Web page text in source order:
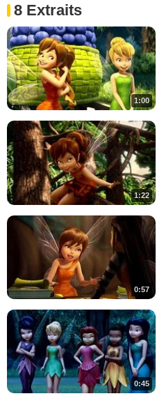
8 Extraits
1:00
1:22
0:57
0:45